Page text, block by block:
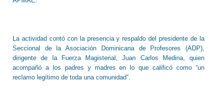
La actividad contó con la presencia y respaldo del presidente de la
Seccional de la Asociación Dominicana de Profesores (ADP),
dirigente de la Fuerza Magisterial, Juan Carlos Medina, quien
acompañó a los padres y madres en lo que calificó como “un
reclamo legítimo de toda una comunidad”.